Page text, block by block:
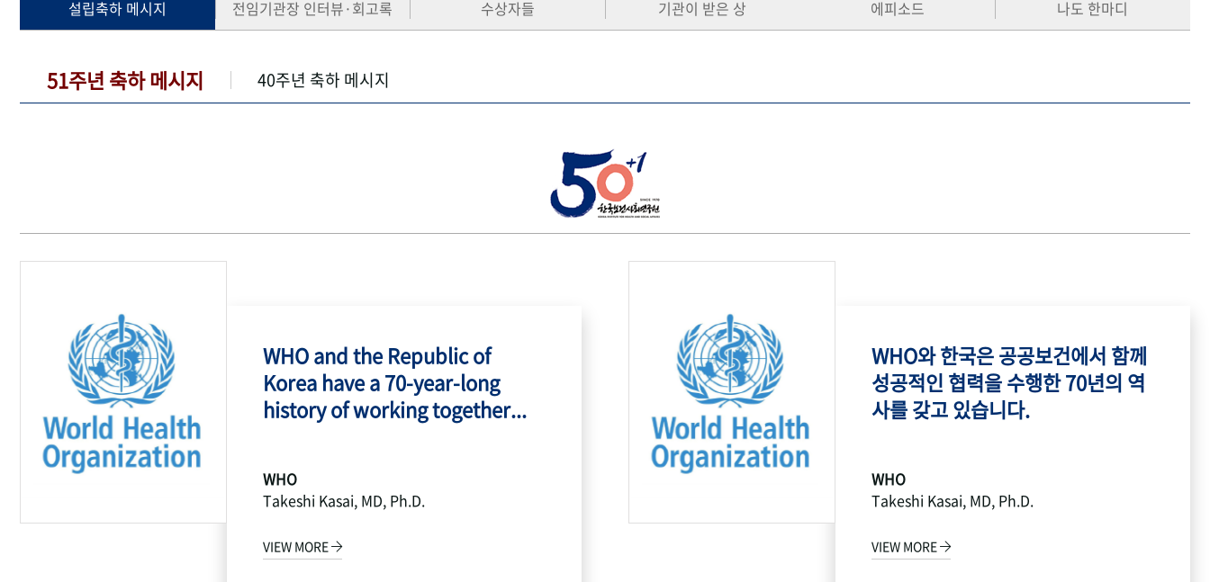
설립축하 메시지 전임기관장 인터뷰·회고록 수상자들 기관이 받은 상 에피소드 나도 한마디
51주년 축하 메시지 40주년 축하 메시지
WHO and the Republic of
Korea have a 70-year-long
history of working together...
WHO
Takeshi Kasai, MD, Ph.D.
VIEW MORE
WHO와 한국은 공공보건에서 함께
성공적인 협력을 수행한 70년의 역
사를 갖고 있습니다.
WHO
Takeshi Kasai, MD, Ph.D.
VIEW MORE